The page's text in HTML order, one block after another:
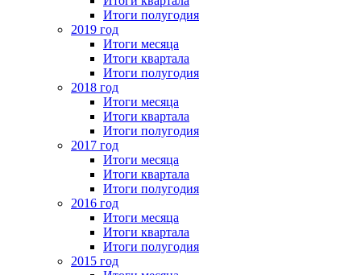
Итоги полугодия
2019 год
Итоги месяца
Итоги квартала
Итоги полугодия
2018 год
Итоги месяца
Итоги квартала
Итоги полугодия
2017 год
Итоги месяца
Итоги квартала
Итоги полугодия
2016 год
Итоги месяца
Итоги квартала
Итоги полугодия
2015 год